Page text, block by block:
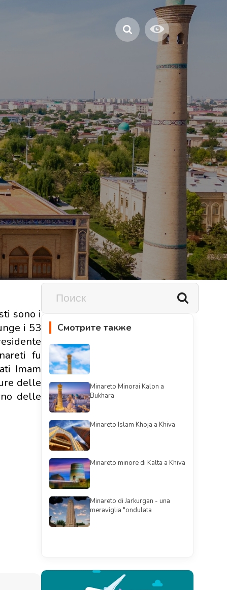
sono i
i 53
fu
Imam
delle
delle
Смотрите также
Minareto Minorai Kalon a
Bukhara
Minareto Islam Khoja a Khiva
Minareto minore di Kalta a Khiva
Minareto di Jarkurgan - una
meraviglia "ondulata